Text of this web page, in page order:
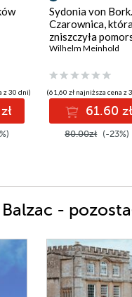
z 30 dni)
Sydonia von Bork.
Czarownica,
zniszczyła
dynastię książęcą
Wilhelm Meinhold
(61,60 zł najniższa cena z
61.60 zł
80.00zł (-23%)
-